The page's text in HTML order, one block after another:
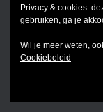
Privacy & cookies:
gebruiken, ga je
Wil je meer weten,
Cookiebeleid